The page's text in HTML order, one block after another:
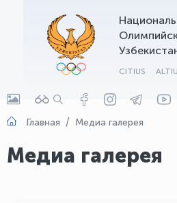
CITIUS
Главная Медиа галерея
Медиа галерея
OLYMPCHIK AI - yordamchi
Онлайн · olympic.uz